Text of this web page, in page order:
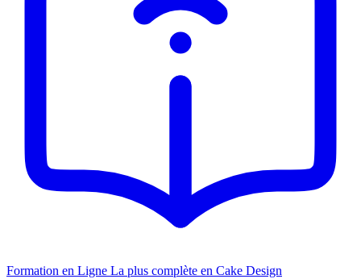
Formation en Ligne La plus complète en Cake Design